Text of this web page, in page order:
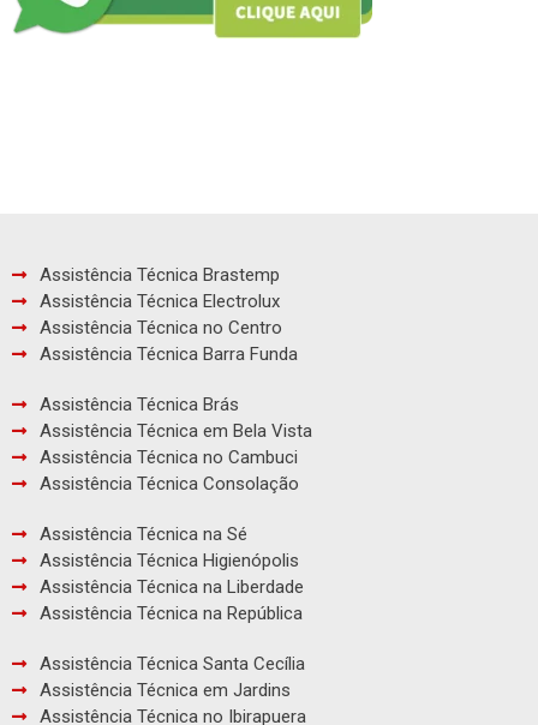
Assistência Técnica Brastemp
Assistência Técnica Electrolux
Assistência Técnica no Centro
Assistência Técnica Barra Funda
Assistência Técnica Brás
Assistência Técnica em Bela Vista
Assistência Técnica no Cambuci
Assistência Técnica Consolação
Assistência Técnica na Sé
Assistência Técnica Higienópolis
Assistência Técnica na Liberdade
Assistência Técnica na República
Assistência Técnica Santa Cecília
Assistência Técnica em Jardins
Assistência Técnica no Ibirapuera